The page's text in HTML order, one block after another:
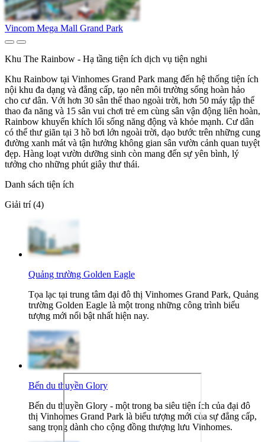
Vincom Mega Mall Grand Park
Khu The Rainbow - Hạ tầng tiện ích dịch vụ tiện nghi
Khu Rainbow tại Vinhomes Grand Park mang đến hệ thống tiện ích
nội khu đa dạng và đẳng cấp, tạo nên môi trường sống hoàn hảo
cho cư dân. Với hơn 30 sân thể thao ngoài trời, hơn 50 máy tập thể
thao đa năng và 15 sân vui chơi trẻ em cùng sân vận động liên hoàn,
Rainbow khuyến khích lối sống năng động và khỏe mạnh. Cư dân
có thể thư giãn tại 3 hồ bơi lớn ngoài trời, dạo bước trên những cung
đường xanh mát và tận hưởng không gian sân vườn cảnh quan tuyệt
đẹp. Hàng loạt vườn dưỡng sinh còn mang đến sự yên bình, lý
tưởng cho những phút giây thư thái.
Danh sách tiện ích
Giải trí (4)
Quảng trường Golden Eagle
Tọa lạc tại trung tâm đại đô thị Vinhomes Grand Park, Quảng
trường Golden Eagle là một trong những công trình biểu
tượng mới nổi bật nhất hiện nay.
Bến du thuyền Glory
Bến du thuyền Glory - một trong ba siêu tiện ích của đại đô
thị Vinhomes Grand Park là biểu tượng mới của sự đẳng cấp,
sang trọng dành cho cộng đồng thượng lưu Vinhomes.